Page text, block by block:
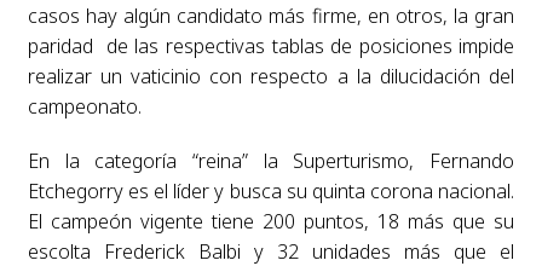
casos hay algún candidato más firme, en otros, la gran
paridad de las respectivas tablas de posiciones impide
realizar un vaticinio con respecto a la dilucidación del
campeonato.
En la categoría “reina” la Superturismo, Fernando
Etchegorry es el líder y busca su quinta corona nacional.
El campeón vigente tiene 200 puntos, 18 más que su
escolta Frederick Balbi y 32 unidades más que el